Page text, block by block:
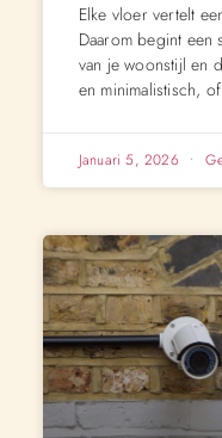
Elke vloer vertelt
Daarom begint een
van je woonstijl en
en minimalistisch, of
Januari 5, 2026